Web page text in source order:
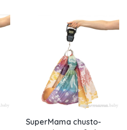
SuperMama chusto-